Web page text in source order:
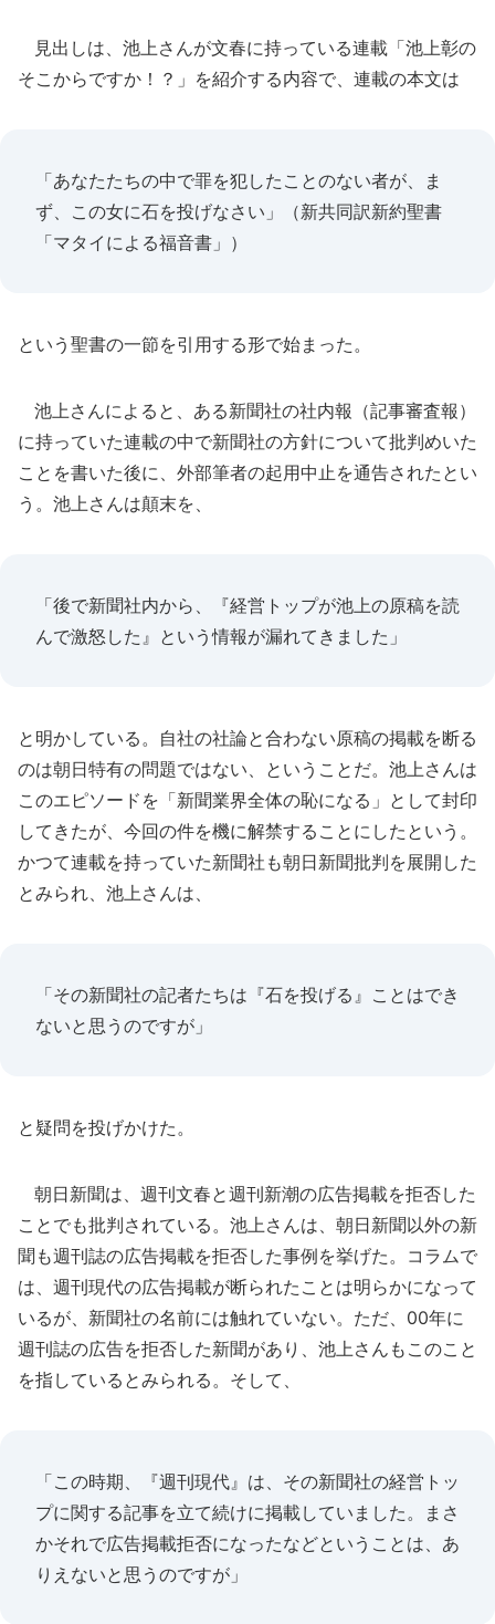
見出しは、池上さんが文春に持っている連載「池上彰の
そこからですか！？」を紹介する内容で、連載の本文は
「あなたたちの中で罪を犯したことのない者が、ま
ず、この女に石を投げなさい」（新共同訳新約聖書
「マタイによる福音書」）
という聖書の一節を引用する形で始まった。
池上さんによると、ある新聞社の社内報（記事審査報）
に持っていた連載の中で新聞社の方針について批判めいた
ことを書いた後に、外部筆者の起用中止を通告されたとい
う。池上さんは顛末を、
「後で新聞社内から、『経営トップが池上の原稿を読
んで激怒した』という情報が漏れてきました」
と明かしている。自社の社論と合わない原稿の掲載を断る
のは朝日特有の問題ではない、ということだ。池上さんは
このエピソードを「新聞業界全体の恥になる」として封印
してきたが、今回の件を機に解禁することにしたという。
かつて連載を持っていた新聞社も朝日新聞批判を展開した
とみられ、池上さんは、
「その新聞社の記者たちは『石を投げる』ことはでき
ないと思うのですが」
と疑問を投げかけた。
朝日新聞は、週刊文春と週刊新潮の広告掲載を拒否した
ことでも批判されている。池上さんは、朝日新聞以外の新
聞も週刊誌の広告掲載を拒否した事例を挙げた。コラムで
は、週刊現代の広告掲載が断られたことは明らかになって
いるが、新聞社の名前には触れていない。ただ、00年に
週刊誌の広告を拒否した新聞があり、池上さんもこのこと
を指しているとみられる。そして、
「この時期、『週刊現代』は、その新聞社の経営トッ
プに関する記事を立て続けに掲載していました。まさ
かそれで広告掲載拒否になったなどということは、あ
りえないと思うのですが」